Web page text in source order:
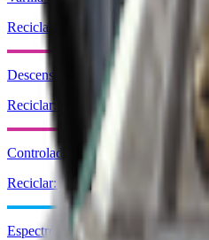
Reciclar: x1
Descensor motorizado
Reciclar: x1
Controlador de cohetero
Reciclar: x1
Espectrómetro